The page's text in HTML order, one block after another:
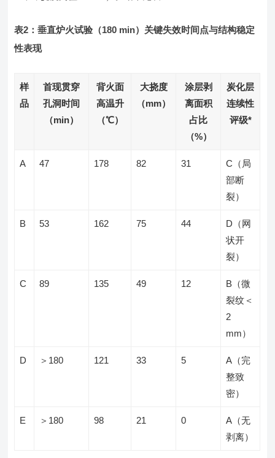
表2：垂直炉火试验（180 min）关键失效时间点与结构稳定
性表现
样
品
首现贯穿
孔洞时间
（min）
背火面
高温升
（℃）
大挠度
（mm）
涂层剥
离面积
占比
（%）
炭化层
连续性
评级*
A 47 178 82 31
C（局
部断
裂）
B 53 162 75 44
D（网
状开
裂）
C 89 135 49 12
B（微
裂纹＜
2
mm）
D ＞180 121 33 5
A（完
整致
密）
E ＞180 98 21 0
A（无
剥离）